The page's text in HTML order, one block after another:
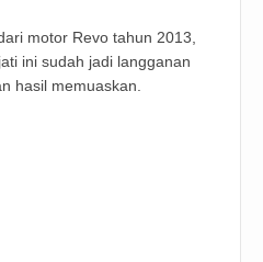
motor Revo tahun 2013,
ini sudah jadi langganan
hasil memuaskan.